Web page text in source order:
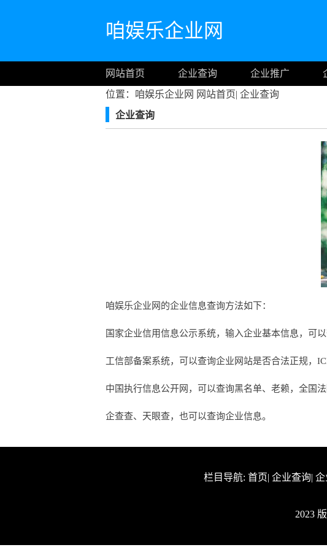
咱娱乐企业网
网站首页 企业查询 企业推广
位置：咱娱乐企业网 网站首页| 企业查询
企业查询
咱娱乐企业网的企业信息查询方法如下：
国家企业信用信息公示系统，输入企业基本信息，可
工信部备案系统，可以查询企业网站是否合法正规，
中国执行信息公开网，可以查询黑名单、老赖，全国
企查查、天眼查，也可以查询企业信息。
栏目导航: 首页| 企业查询| 企
2023